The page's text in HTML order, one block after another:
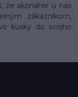
že akonáhle u nás
zákazníkom,
kúsky do svojho